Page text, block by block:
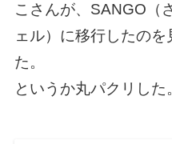
こさんが、SANGO（
ェル）に移行したの
た。
というか丸パクリした